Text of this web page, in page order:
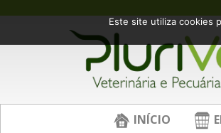
INÍCIO
Este site utiliza cookies